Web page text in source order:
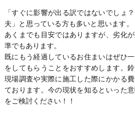
「すぐに影響が出る訳ではないでしょ
夫」と思っている方も多いと思います
あくまでも目安ではありますが、劣化
準でもあります。
既にもう経過しているお住まいはぜひ
をしてもらうことをおすすめします。
現場調査や実際に施工した際にかかる
ております。今の現状を知るといった
をご検討ください！！